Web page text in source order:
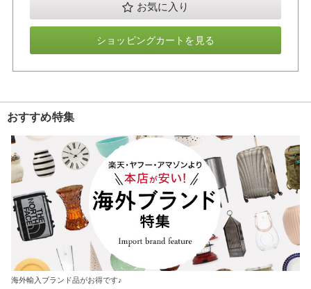
お気に入り
ショッピングカートを見る
おすすめ特集
海外輸入ブランド品がお得です♪